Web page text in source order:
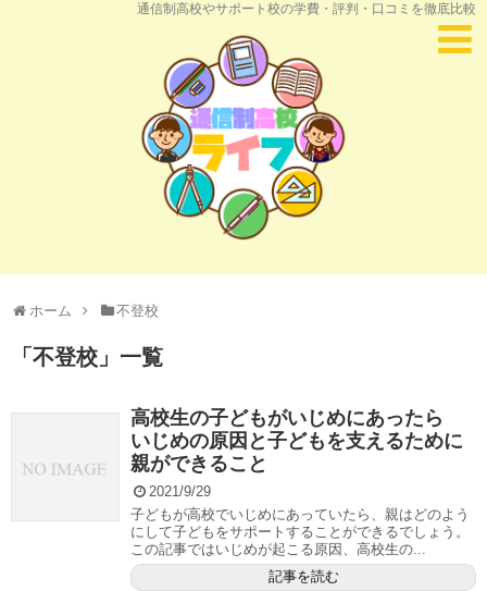
通信制高校やサポート校の学費・評判・口コミを徹底比較
ホーム 不登校
「 不登校 」 一覧
高校生の子どもがいじめにあったら
いじめの原因と子どもを支えるために
親ができること
2021/9/29
子どもが高校でいじめにあっていたら、親はどのよう
にして子どもをサポートすることができるでしょう。
この記事ではいじめが起こる原因、高校生の...
記事を読む